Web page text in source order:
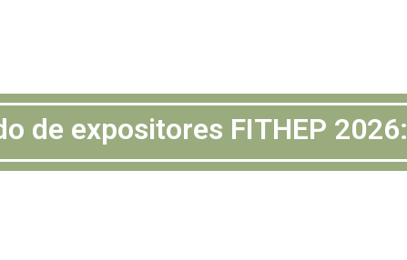
de expositores FITHEP 2026: